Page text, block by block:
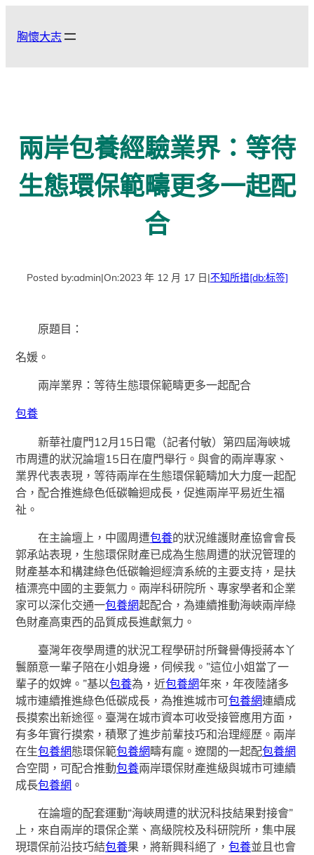
胸懷大志
兩岸包養經驗業界：等待
生態環保範疇更多一起配
合
Posted by:admin|On:2023 年 12 月 17 日|不知所措[db:标签]
原題目：
名媛。
兩岸業界：等待生態環保範疇更多一起配合
包養
新華社廈門12月15日電（記者付敏）第四屆海峽城
市周遭的狀況論壇15日在廈門舉行。與會的兩岸專家、
業界代表表現，等待兩岸在生態環保範疇加大力度一起配
合，配合推進綠色低碳輪迴成長，促進兩岸平易近生福
祉。
在主論壇上，中國周遭包養的狀況維護財產協會會長
郭承站表現，生態環保財產已成為生態周遭的狀況管理的
財產基本和構建綠色低碳輪迴經濟系統的主要支持，是扶
植漂亮中國的主要氣力。兩岸科研院所、專家學者和企業
家可以深化交通一包養網起配合，為連續推動海峽兩岸綠
色財產高東西的品質成長進獻氣力。
臺灣年夜學周遭的狀況工程學研討所聲譽傳授蔣本丫
鬟願意一輩子陪在小姐身邊，伺候我。”這位小姐當了一
輩子的奴婢。”基以包養為，近包養網年來，年夜陸諸多
城市連續推進綠色低碳成長，為推進城市可包養網連續成
長摸索出新途徑。臺灣在城市資本可收受接管應用方面，
有多年實行摸索，積聚了進步前輩技巧和治理經歷。兩岸
在生包養網態環保範包養網疇有龐。遼闊的一起配包養網
合空間，可配合推動包養兩岸環保財產進級與城市可連續
成長包養網 。
在論壇的配套運動“海峽周遭的狀況科技結果對接會”
上，來自兩岸的環保企業、高級院校及科研院所，集中展
現環保前沿技巧結包養果，將新興科絕了，包養並且也會